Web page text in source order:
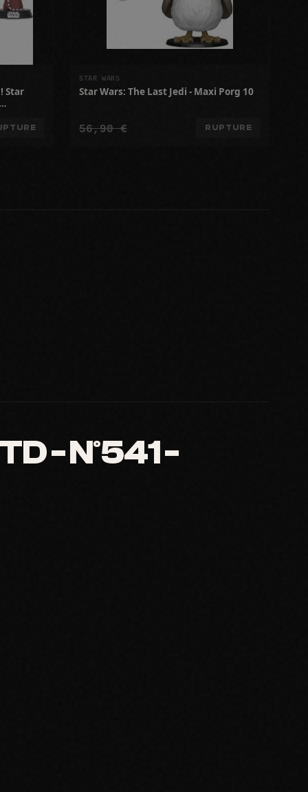
Star
STAR WARS
Star Wars: The Last Jedi - Maxi Porg 10
56,90 € RUPTURE
- N°541 -